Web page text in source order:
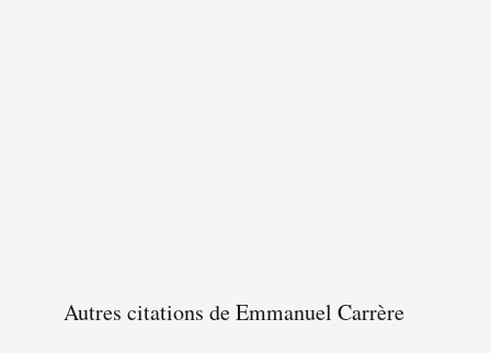
Autres citations de Emmanuel Carrère